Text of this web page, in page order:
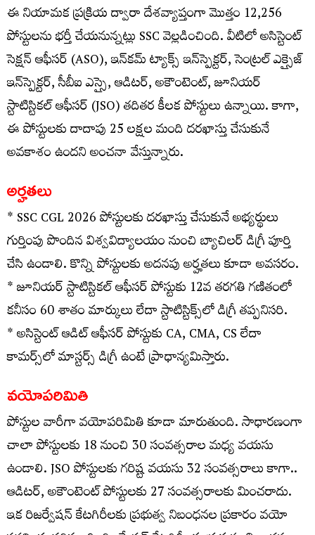
ఈ నియామక ప్రక్రియ ద్వారా దేశవ్యాప్తంగా మొత్తం 12,256
పోస్టులను భర్తీ చేయనున్నట్లు SSC వెల్లడించింది. వీటిలో అసిస్టెంట్
సెక్షన్ ఆఫీసర్ (ASO), ఇన్‌కమ్ ట్యాక్స్ ఇన్‌స్పెక్టర్, సెంట్రల్ ఎక్సైజ్
ఇన్‌స్పెక్టర్, సీబీఐ ఎస్సై, ఆడిటర్, అకౌంటెంట్, జూనియర్
స్టాటిస్టికల్ ఆఫీసర్ (JSO) తదితర కీలక పోస్టులు ఉన్నాయి. కాగా,
ఈ పోస్టులకు దాదాపు 25 లక్షల మంది దరఖాస్తు చేసుకునే
అవకాశం ఉందని అంచనా వేస్తున్నారు.
అర్హతలు
* SSC CGL 2026 పోస్టులకు దరఖాస్తు చేసుకునే అభ్యర్థులు
గుర్తింపు పొందిన విశ్వవిద్యాలయం నుంచి బ్యాచిలర్ డిగ్రీ పూర్తి
చేసి ఉండాలి. కొన్ని పోస్టులకు అదనపు అర్హతలు కూడా అవసరం.
* జూనియర్ స్టాటిస్టికల్ ఆఫీసర్ పోస్టుకు 12వ తరగతి గణితంలో
కనీసం 60 శాతం మార్కులు లేదా స్టాటిస్టిక్స్‌లో డిగ్రీ తప్పనిసరి.
* అసిస్టెంట్ ఆడిట్ ఆఫీసర్ పోస్టుకు CA, CMA, CS లేదా
కామర్స్‌లో మాస్టర్స్ డిగ్రీ ఉంటే ప్రాధాన్యమిస్తారు.
వయోపరిమితి
పోస్టుల వారీగా వయోపరిమితి కూడా మారుతుంది. సాధారణంగా
చాలా పోస్టులకు 18 నుంచి 30 సంవత్సరాల మధ్య వయసు
ఉండాలి. JSO పోస్టులకు గరిష్ట వయసు 32 సంవత్సరాలు కాగా..
ఆడిటర్, అకౌంటెంట్ పోస్టులకు 27 సంవత్సరాలకు మించరాదు.
ఇక రిజర్వేషన్ కేటగిరీలకు ప్రభుత్వ నిబంధనల ప్రకారం వయో